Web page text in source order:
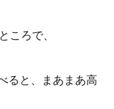
ころで、
ると、まあまあ高